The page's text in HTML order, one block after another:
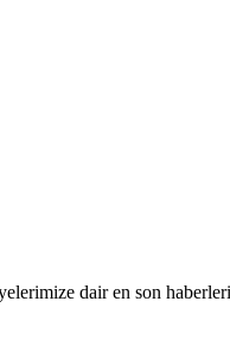
dair en son